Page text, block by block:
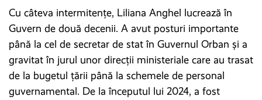
Cu câteva intermitențe, Liliana Anghel lucrează în
Guvern de două decenii. A avut posturi importante
până la cel de secretar de stat în Guvernul Orban și a
gravitat în jurul unor direcții ministeriale care au trasat
de la bugetul țării până la schemele de personal
guvernamental. De la începutul lui 2024, a fost